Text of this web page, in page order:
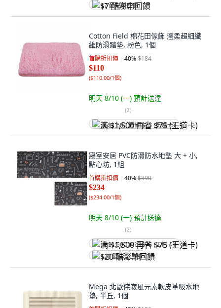
$7 酷澎幣回饋
Cotton Field 棉花田傢飾 瀅柔超細纖
維防滑踏墊, 粉色, 1個
首購折扣價 40%$184
$110
($110.00/1個)
明天 8/10 (一) 預計送達
(2)
满 $1,500 再省 $75 (王道卡)
寢室安居 PVC防滑防水地墊 大 + 小,
點心坊, 1組
首購折扣價 40%$390
$234
($234.00/1個)
明天 8/10 (一) 預計送達
(2)
满 $1,500 再省 $75 (王道卡)
$20 酷澎幣回饋
Mega 北歐侘寂風元素軟皮革吸水地
墊, 半丘, 1個